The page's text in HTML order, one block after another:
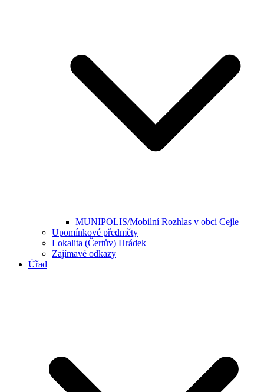
MUNIPOLIS/Mobilní Rozhlas v obci Cejle
Upomínkové předměty
Lokalita (Čertův) Hrádek
Zajímavé odkazy
Úřad